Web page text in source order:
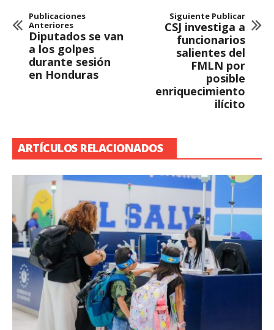
Publicaciones
Anteriores
Diputados se van
a los golpes
durante sesión
en Honduras
Siguiente Publicar
CSJ investiga a
funcionarios
salientes del
FMLN por
posible
enriquecimiento
ilícito
ARTÍCULOS RELACIONADOS